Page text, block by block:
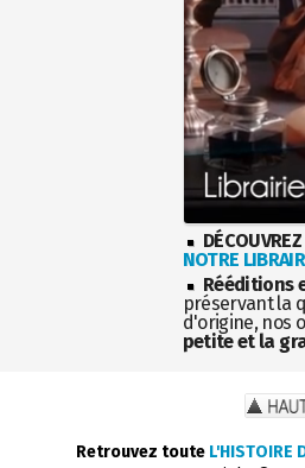
DÉCOUVREZ
NOTRE
Rééditions
préservant la
d'origine, nos
petite et la
Retrouvez toute L'HISTOIRE